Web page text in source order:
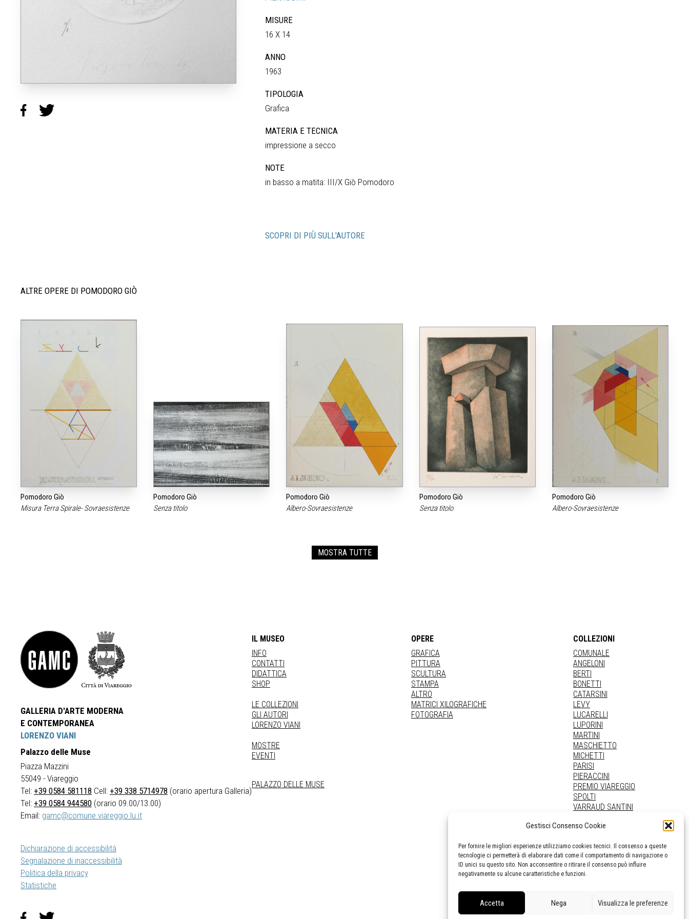
Gestisci Consenso Cookie
Per fornire le migliori esperienze utilizziamo cookies tecnici. Il consenso a queste
tecnologie ci permetterà di elaborare dati come il comportamento di navigazione o
ID unici su questo sito. Non acconsentire o ritirare il consenso può influire
negativamente su alcune caratteristiche e funzioni.
Accetta Nega Visualizza le preferenze
MISURE
16 X 14
ANNO
1963
TIPOLOGIA
Grafica
MATERIA E TECNICA
impressione a secco
NOTE
in basso a matita: III/X Giò Pomodoro
SCOPRI DI PIÙ SULL'AUTORE
ALTRE OPERE DI POMODORO GIÒ
Pomodoro Giò
Misura Terra Spirale- Sovraesistenze
Pomodoro Giò
Senza titolo
Pomodoro Giò
Albero-Sovraesistenze
Pomodoro Giò
Senza titolo
Pomodoro Giò
Albero-Sovraesistenze
MOSTRA TUTTE
GALLERIA D'ARTE MODERNA
E CONTEMPORANEA
LORENZO VIANI
Palazzo delle Muse
Piazza Mazzini
55049 - Viareggio
Tel: +39 0584 581118 Cell: +39 338 5714978 (orario apertura Galleria)
Tel: +39 0584 944580 (orario 09.00/13.00)
Email: gamc@comune.viareggio.lu.it
Dichiarazione di accessibilità
Segnalazione di inaccessibilità
Politica della privacy
Statistiche
IL MUSEO
INFO
CONTATTI
DIDATTICA
SHOP
LE COLLEZIONI
GLI AUTORI
LORENZO VIANI
MOSTRE
EVENTI
PALAZZO DELLE MUSE
OPERE
GRAFICA
PITTURA
SCULTURA
STAMPA
ALTRO
MATRICI XILOGRAFICHE
FOTOGRAFIA
COLLEZIONI
COMUNALE
ANGELONI
BERTI
BONETTI
CATARSINI
LEVY
LUCARELLI
LUPORINI
MARTINI
MASCHIETTO
MICHETTI
PARISI
PIERACCINI
PREMIO VIAREGGIO
SPOLTI
VARRAUD SANTINI